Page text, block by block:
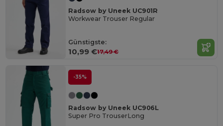
Radsow by Uneek UC901R
Workwear Trouser Regular
Günstigste:
10,99 €17,49 €
-35%
Radsow by Uneek UC906L
Super Pro TrouserLong